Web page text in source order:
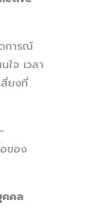
การณ์
จ เวลา
สี่ยงที่
ของ
คคล